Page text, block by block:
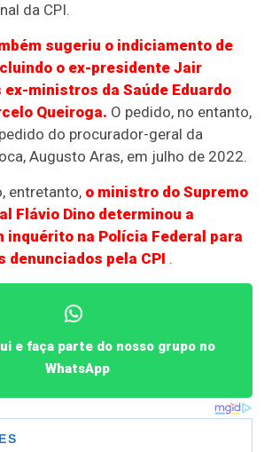
da CPI.
sugeriu o indiciamento de
o ex-presidente Jair
ex-ministros da Saúde Eduardo
Queiroga. O pedido, no entanto,
do procurador-geral da
Augusto Aras, em julho de 2022.
entretanto, o ministro do Supremo
Flávio Dino determinou a
inquérito na Polícia Federal para
denunciados pela CPI .
e faça parte do nosso grupo no
WhatsApp